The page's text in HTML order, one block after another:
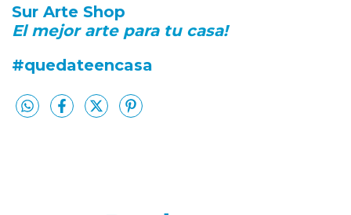
Sur Arte Shop
El mejor arte para tu casa!
#quedateencasa